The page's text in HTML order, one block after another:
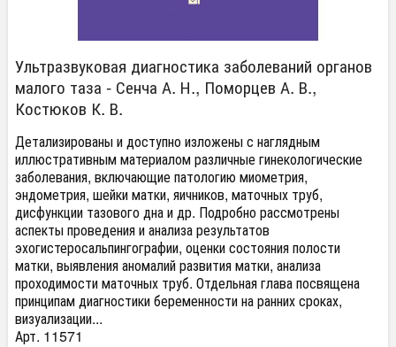
Ультразвуковая диагностика заболеваний органов
малого таза - Сенча А. Н., Поморцев А. В.,
Костюков К. В.
Детализированы и доступно изложены с наглядным
иллюстративным материалом различные гинекологические
заболевания, включающие патологию миометрия,
эндометрия, шейки матки, яичников, маточных труб,
дисфункции тазового дна и др. Подробно рассмотрены
аспекты проведения и анализа результатов
эхогистеросальпингографии, оценки состояния полости
матки, выявления аномалий развития матки, анализа
проходимости маточных труб. Отдельная глава посвящена
принципам диагностики беременности на ранних сроках,
визуализации...
Арт. 11571